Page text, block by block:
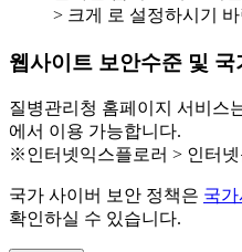
> 크게 로 설정하시기
웹사이트 보안수준 및
질병관리청 홈페이지 서비스
에서 이용 가능합니다.
※인터넷익스플로러 > 인터
국가 사이버 보안 정책은 국
확인하실 수 있습니다.